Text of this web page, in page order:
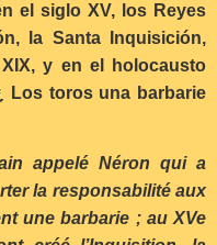
el siglo XV, los Reyes
la Santa Inquisición,
y en el holocausto
Los toros una barbarie
appelé Néron qui a
la responsabilité aux
une barbarie ; au XVe